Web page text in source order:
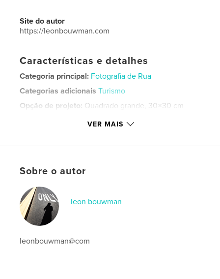
Site do autor
https://leonbouwman.com
Características e detalhes
Categoria principal: Fotografia de Rua
Categorias adicionais Turismo
Opção de projeto: Quadrado grande, 30×30 cm
ponta del sol , porte moniz
funchal
VER MAIS
Sobre o autor
leon bouwman
leonbouwman@com